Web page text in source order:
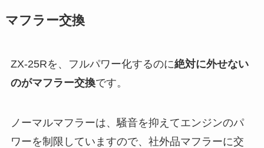
マフラー交換
ZX-25Rを、フルパワー化するのに絶対に外せない
のがマフラー交換です。
ノーマルマフラーは、騒音を抑えてエンジンのパ
ワーを制限していますので、社外品マフラーに交